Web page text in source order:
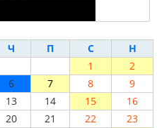
Ч П С
Н
1
2
6 7 8
9
13 14 15
16
20 21 22
23